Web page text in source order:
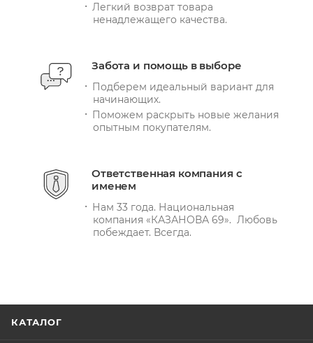
Легкий возврат товара
ненадлежащего качества.
Забота и помощь в выборе
Подберем идеальный вариант для
начинающих.
Поможем раскрыть новые желания
опытным покупателям.
Ответственная компания с
именем
Нам 33 года. Национальная
компания «КАЗАНОВА 69». Любовь
побеждает. Всегда.
КАТАЛОГ